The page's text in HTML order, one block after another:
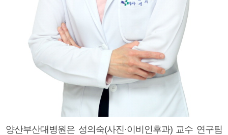
양산부산대병원은 성의숙(사진·이비인후과) 교수 연구팀